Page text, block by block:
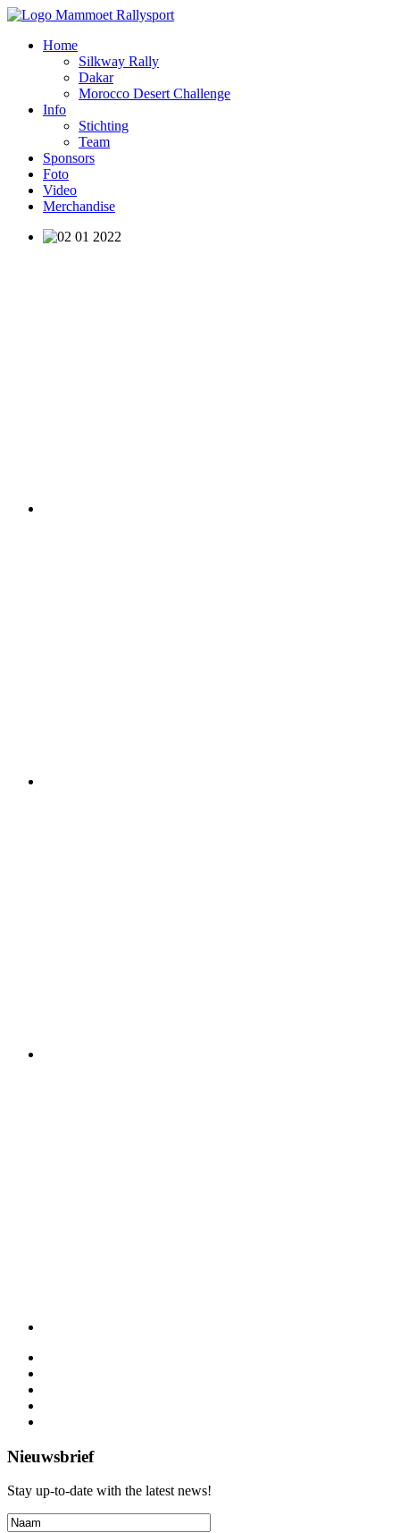
Home
Silkway Rally
Dakar
Morocco Desert Challenge
Info
Stichting
Team
Sponsors
Foto
Video
Merchandise
Nieuwsbrief
Stay up-to-date with the latest news!